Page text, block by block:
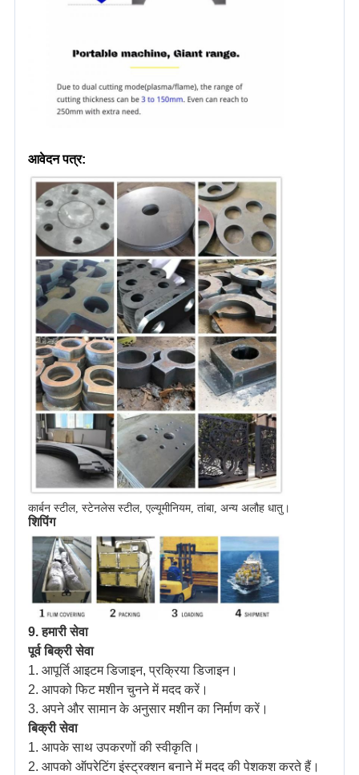
आवेदन पत्र:
कार्बन स्टील, स्टेनलेस स्टील, एल्यूमीनियम, तांबा, अन्य अलौह धातु।
शिपिंग
9. हमारी सेवा
पूर्व बिक्री सेवा
1. आपूर्ति आइटम डिजाइन, प्रक्रिया डिजाइन।
2. आपको फिट मशीन चुनने में मदद करें।
3. अपने और सामान के अनुसार मशीन का निर्माण करें।
बिक्री सेवा
1. आपके साथ उपकरणों की स्वीकृति।
2. आपको ऑपरेटिंग इंस्ट्रक्शन बनाने में मदद की पेशकश करते हैं।